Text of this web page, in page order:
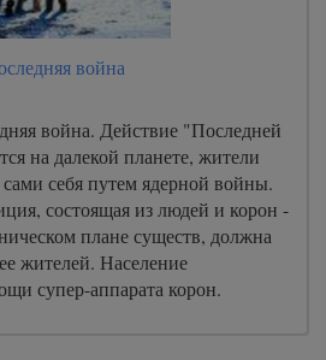
война
война. Действие "Последней
на далекой планете, жители
себя путем ядерной войны.
состоящая из людей и корон -
плане существ, должна
жителей. Население
супер-аппарата корон.